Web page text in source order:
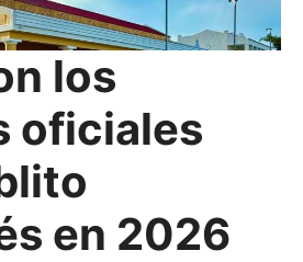
los
oficiales
en 2026